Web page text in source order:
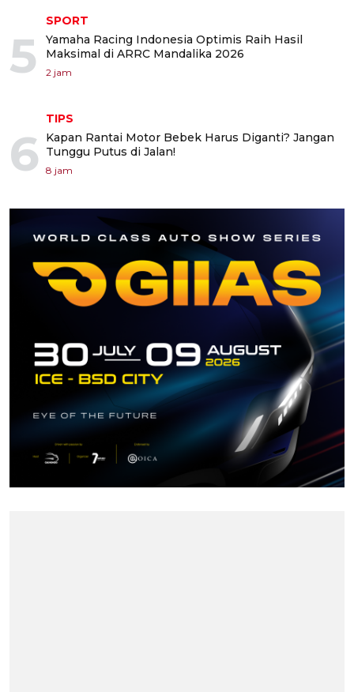
5
SPORT
Yamaha Racing Indonesia Optimis Raih Hasil
Maksimal di ARRC Mandalika 2026
2 jam
6
TIPS
Kapan Rantai Motor Bebek Harus Diganti? Jangan
Tunggu Putus di Jalan!
8 jam